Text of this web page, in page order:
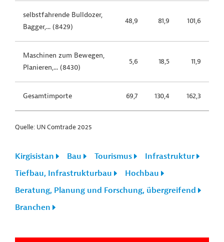
selbstfahrende Bulldozer,
Bagger,... (8429)
48,9 81,9 101,6
Maschinen zum Bewegen,
Planieren,... (8430)
5,6 18,5 11,9
Gesamtimporte 69,7 130,4 162,3
Quelle: UN Comtrade 2025
Kirgisistan Bau Tourismus
Infrastruktur
Tiefbau, Infrastrukturbau
Hochbau
Beratung, Planung und Forschung, übergreifend
Branchen